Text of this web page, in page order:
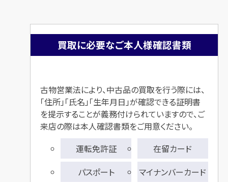
買取に必要なご本人様確認書類
古物営業法により、中古品の買取を行う際には、
「住所」「氏名」「生年月日」が確認できる証明書
を提示することが義務付けられていますので、ご
来店の際は本人確認書類をご用意ください。
運転免許証
在留カード
パスポート
マイナンバーカード